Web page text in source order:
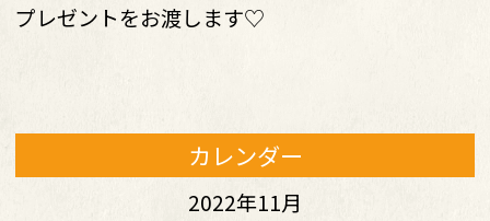
プレゼントをお渡します♡
カレンダー
2022年11月